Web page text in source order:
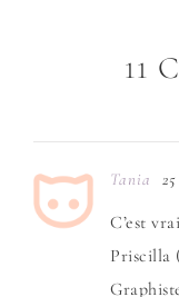
11
Tania
C’est
Priscilla